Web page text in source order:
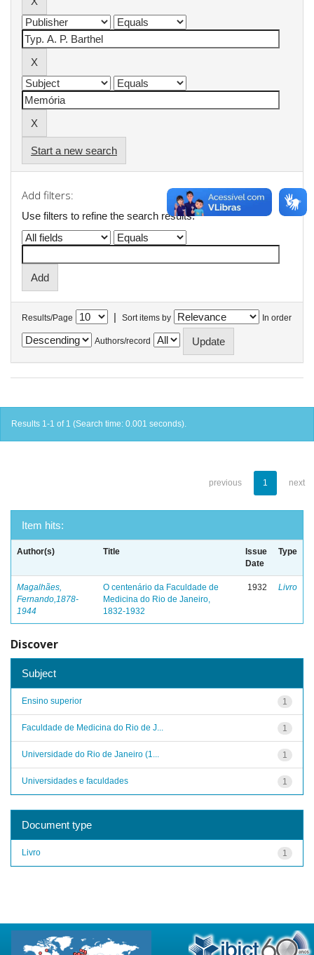
Start a new search
Add filters:
Use filters to refine the search results.
Results/Page | Sort items by In order
Authors/record
Results 1-1 of 1 (Search time: 0.001 seconds).
previous 1 next
Item hits:
Author(s) Title
Issue
Date
Type
Magalhães,
Fernando,1878-
1944
O centenário da Faculdade de
Medicina do Rio de Janeiro,
1832-1932
1932 Livro
Discover
Subject
1
Ensino superior
1
Faculdade de Medicina do Rio de J...
1
Universidade do Rio de Janeiro (1...
1
Universidades e faculdades
Document type
1
Livro